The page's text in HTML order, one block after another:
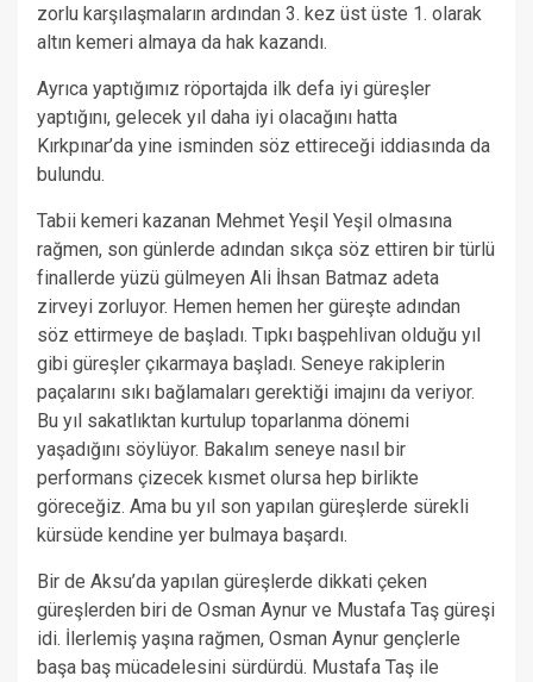
zorlu karşılaşmaların ardından 3. kez üst üste 1. olarak
altın kemeri almaya da hak kazandı.
Ayrıca yaptığımız röportajda ilk defa iyi güreşler
yaptığını, gelecek yıl daha iyi olacağını hatta
Kırkpınar’da yine isminden söz ettireceği iddiasında da
bulundu.
Tabii kemeri kazanan Mehmet Yeşil Yeşil olmasına
rağmen, son günlerde adından sıkça söz ettiren bir türlü
finallerde yüzü gülmeyen Ali İhsan Batmaz adeta
zirveyi zorluyor. Hemen hemen her güreşte adından
söz ettirmeye de başladı. Tıpkı başpehlivan olduğu yıl
gibi güreşler çıkarmaya başladı. Seneye rakiplerin
paçalarını sıkı bağlamaları gerektiği imajını da veriyor.
Bu yıl sakatlıktan kurtulup toparlanma dönemi
yaşadığını söylüyor. Bakalım seneye nasıl bir
performans çizecek kısmet olursa hep birlikte
göreceğiz. Ama bu yıl son yapılan güreşlerde sürekli
kürsüde kendine yer bulmaya başardı.
Bir de Aksu’da yapılan güreşlerde dikkati çeken
güreşlerden biri de Osman Aynur ve Mustafa Taş güreşi
idi. İlerlemiş yaşına rağmen, Osman Aynur gençlerle
başa baş mücadelesini sürdürdü. Mustafa Taş ile